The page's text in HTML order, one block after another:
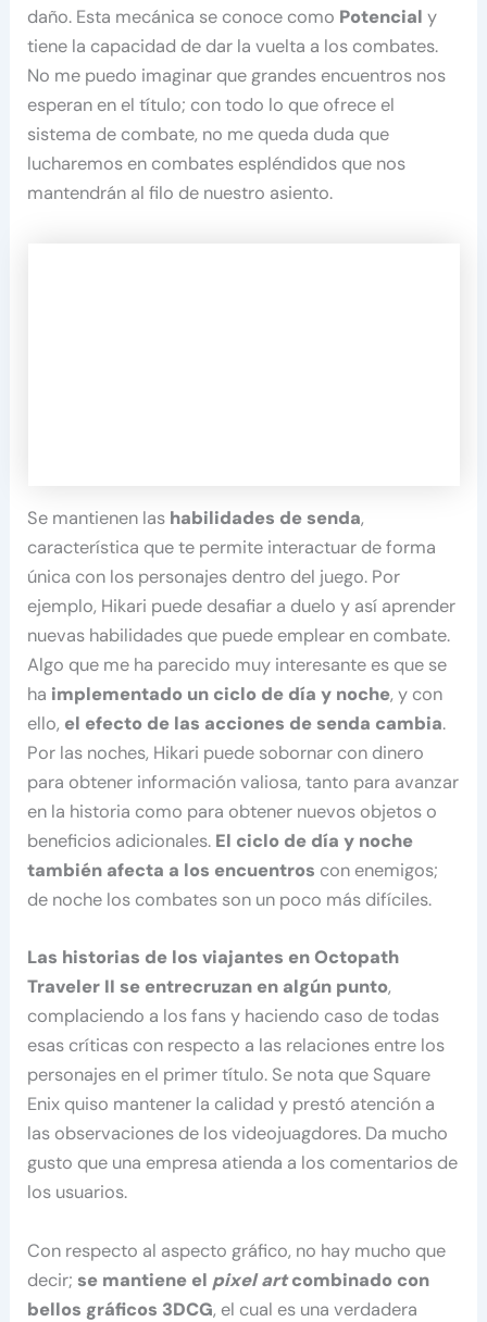
daño. Esta mecánica se conoce como Potencial y
tiene la capacidad de dar la vuelta a los combates.
No me puedo imaginar que grandes encuentros nos
esperan en el título; con todo lo que ofrece el
sistema de combate, no me queda duda que
lucharemos en combates espléndidos que nos
mantendrán al filo de nuestro asiento.
Se mantienen las habilidades de senda,
característica que te permite interactuar de forma
única con los personajes dentro del juego. Por
ejemplo, Hikari puede desafiar a duelo y así aprender
nuevas habilidades que puede emplear en combate.
Algo que me ha parecido muy interesante es que se
ha implementado un ciclo de día y noche, y con
ello, el efecto de las acciones de senda cambia.
Por las noches, Hikari puede sobornar con dinero
para obtener información valiosa, tanto para avanzar
en la historia como para obtener nuevos objetos o
beneficios adicionales. El ciclo de día y noche
también afecta a los encuentros con enemigos;
de noche los combates son un poco más difíciles.
Las historias de los viajantes en Octopath
Traveler II se entrecruzan en algún punto,
complaciendo a los fans y haciendo caso de todas
esas críticas con respecto a las relaciones entre los
personajes en el primer título. Se nota que Square
Enix quiso mantener la calidad y prestó atención a
las observaciones de los videojuagdores. Da mucho
gusto que una empresa atienda a los comentarios de
los usuarios.
Con respecto al aspecto gráfico, no hay mucho que
decir;se mantiene el pixel artcombinado con
bellos gráficos 3DCG, el cual es una verdadera